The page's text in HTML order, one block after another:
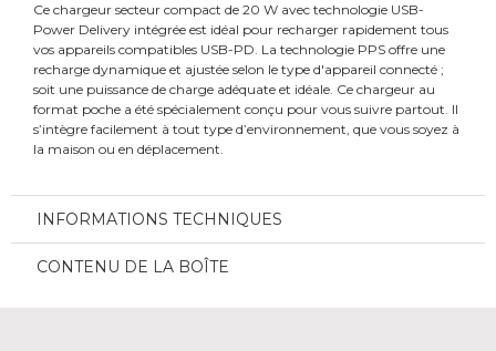
Ce chargeur secteur compact de 20 W avec technologie USB-
Power Delivery intégrée est idéal pour recharger rapidement tous
vos appareils compatibles USB-PD. La technologie PPS offre une
recharge dynamique et ajustée selon le type d'appareil connecté ;
soit une puissance de charge adéquate et idéale. Ce chargeur au
format poche a été spécialement conçu pour vous suivre partout. Il
s’intègre facilement à tout type d’environnement, que vous soyez à
la maison ou en déplacement.
INFORMATIONS TECHNIQUES
CONTENU DE LA BOÎTE